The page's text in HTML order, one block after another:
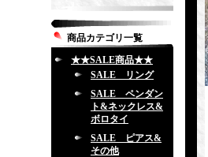
商品カテゴリ一覧
★★SALE商品★★
SALE リング
SALE ペンダン
ト&ネックレス&
ボロタイ
SALE ピアス&
その他